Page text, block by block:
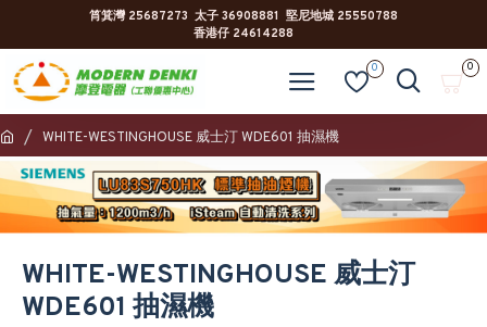
筲箕灣 25687273 太子 36908881 堅尼地城 25550788
香港仔 24614288
0 0
WHITE-WESTINGHOUSE 威士汀 WDE601 抽濕機
WHITE-WESTINGHOUSE 威士汀
WDE601 抽濕機